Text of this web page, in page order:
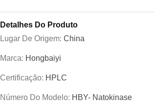
Detalhes Do Produto
Lugar De Origem: China
Marca: Hongbaiyi
Certificação: HPLC
Número Do Modelo: HBY- Natokinase